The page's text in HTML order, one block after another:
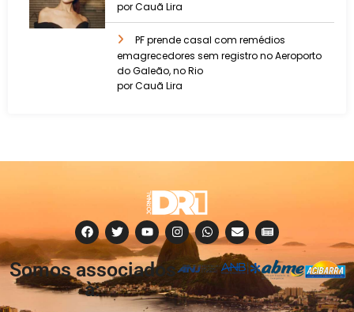
por Cauã Lira
PF prende casal com remédios
emagrecedores sem registro no Aeroporto
do Galeão, no Rio
por Cauã Lira
Somos associados
à: